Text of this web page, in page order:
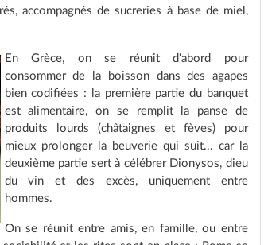
accompagnés de sucreries à base de miel,
En Grèce, on se réunit d'abord pour
consommer de la boisson dans des agapes
bien codifiées : la première partie du banquet
est alimentaire, on se remplit la panse de
produits lourds (châtaignes et fèves) pour
mieux prolonger la beuverie qui suit... car la
deuxième partie sert à célébrer Dionysos, dieu
du vin et des excès, uniquement entre
hommes.
On se réunit entre amis, en famille, ou entre